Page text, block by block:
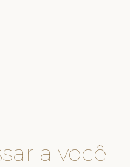
a você